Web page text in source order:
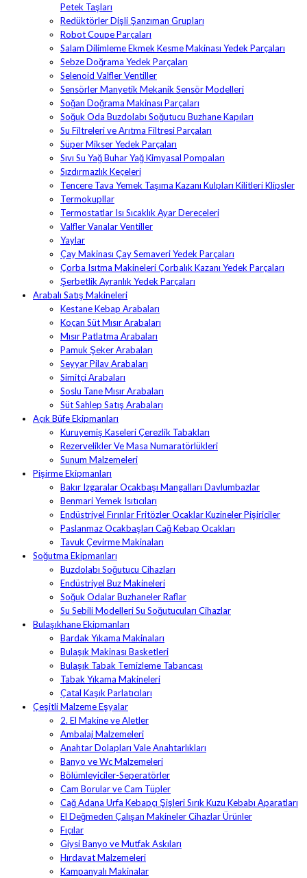
Petek Taşları
Redüktörler Dişli Şanzıman Grupları
Robot Coupe Parçaları
Salam Dilimleme Ekmek Kesme Makinası Yedek Parçaları
Sebze Doğrama Yedek Parçaları
Selenoid Valfler Ventiller
Sensörler Manyetik Mekanik Sensör Modelleri
Soğan Doğrama Makinası Parçaları
Soğuk Oda Buzdolabı Soğutucu Buzhane Kapıları
Su Filtreleri ve Arıtma Filtresi Parçaları
Süper Mikser Yedek Parçaları
Sıvı Su Yağ Buhar Yağ Kimyasal Pompaları
Sızdırmazlık Keçeleri
Tencere Tava Yemek Taşıma Kazanı Kulpları Kilitleri Klipsler
Termokupllar
Termostatlar Isı Sıcaklık Ayar Dereceleri
Valfler Vanalar Ventiller
Yaylar
Çay Makinası Çay Semaveri Yedek Parçaları
Çorba Isıtma Makineleri Çorbalık Kazanı Yedek Parçaları
Şerbetlik Ayranlık Yedek Parçaları
Arabalı Satış Makineleri
Kestane Kebap Arabaları
Koçan Süt Mısır Arabaları
Mısır Patlatma Arabaları
Pamuk Şeker Arabaları
Seyyar Pilav Arabaları
Simitçi Arabaları
Soslu Tane Mısır Arabaları
Süt Sahlep Satış Arabaları
Açık Büfe Ekipmanları
Kuruyemiş Kaseleri Çerezlik Tabakları
Rezervelikler Ve Masa Numaratörlükleri
Sunum Malzemeleri
Pişirme Ekipmanları
Bakır Izgaralar Ocakbaşı Mangalları Davlumbazlar
Benmari Yemek Isıtıcıları
Endüstriyel Fırınlar Fritözler Ocaklar Kuzineler Pişiriciler
Paslanmaz Ocakbaşları Cağ Kebap Ocakları
Tavuk Çevirme Makinaları
Soğutma Ekipmanları
Buzdolabı Soğutucu Cihazları
Endüstriyel Buz Makineleri
Soğuk Odalar Buzhaneler Raflar
Su Sebili Modelleri Su Soğutucuları Cihazlar
Bulaşıkhane Ekipmanları
Bardak Yıkama Makinaları
Bulaşık Makinası Basketleri
Bulaşık Tabak Temizleme Tabancası
Tabak Yıkama Makineleri
Çatal Kaşık Parlatıcıları
Çeşitli Malzeme Eşyalar
2. El Makine ve Aletler
Ambalaj Malzemeleri
Anahtar Dolapları Vale Anahtarlıkları
Banyo ve Wc Malzemeleri
Bölümleyiciler-Seperatörler
Cam Borular ve Cam Tüpler
Cağ Adana Urfa Kebapçı Şişleri Sırık Kuzu Kebabı Aparatları
El Değmeden Çalışan Makineler Cihazlar Ürünler
Fıçılar
Giysi Banyo ve Mutfak Askıları
Hırdavat Malzemeleri
Kampanyalı Makinalar